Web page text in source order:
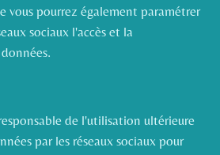
vous pourrez également paramétrer
sociaux l'accès et la
de l'utilisation ultérieure
par les réseaux sociaux pour